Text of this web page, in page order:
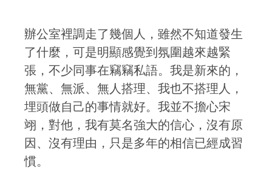
辦公室裡調走了幾個人，雖然不知道發生
了什麼，可是明顯感覺到氛圍越來越緊
張，不少同事在竊竊私語。我是新來的，
無黨、無派、無人搭理、我也不搭理人，
埋頭做自己的事情就好。我並不擔心宋
翊，對他，我有莫名強大的信心，沒有原
因、沒有理由，只是多年的相信已經成習
慣。